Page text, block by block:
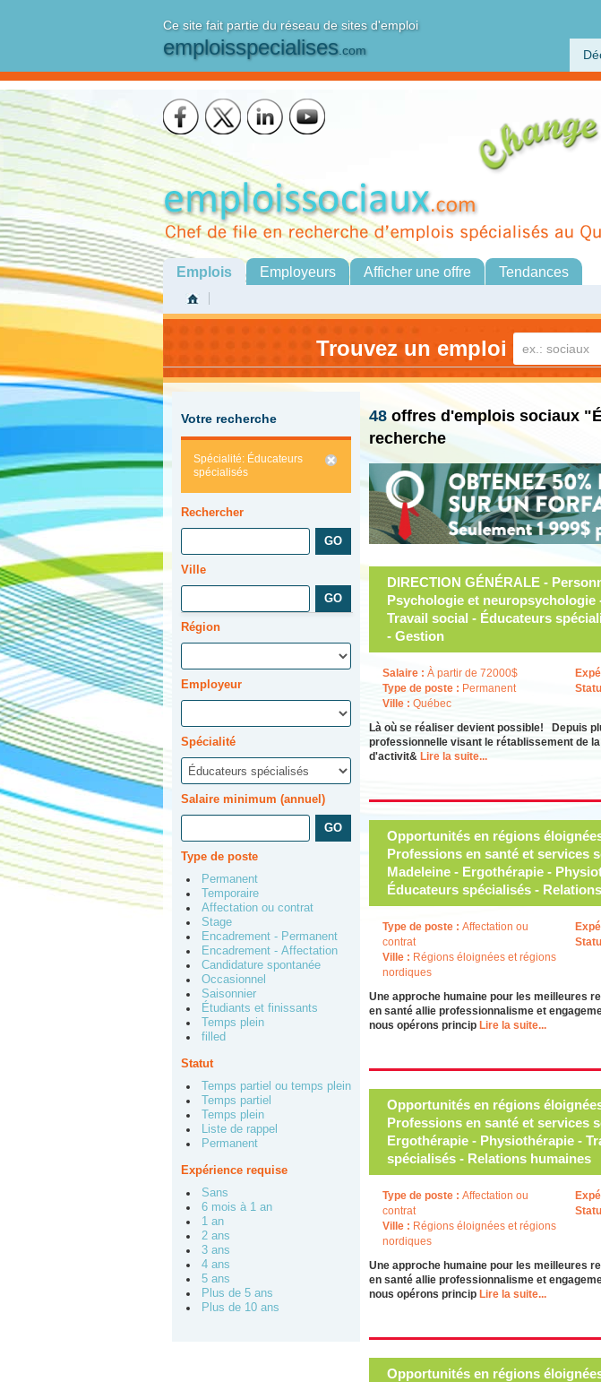
Ce site fait partie du réseau de sites d'emploi
emploisspecialises.com
Emplois Employeurs Afficher une offre Tendances
Trouvez un emploi
Votre recherche
Spécialité: Éducateurs
spécialisés
Rechercher
Ville
Région
Employeur
Spécialité
Salaire minimum (annuel)
Type de poste
Permanent
Temporaire
Affectation ou contrat
Stage
Encadrement - Permanent
Encadrement - Affectation
Candidature spontanée
Occasionnel
Saisonnier
Étudiants et finissants
Temps plein
filled
Statut
Temps partiel ou temps plein
Temps partiel
Temps plein
Liste de rappel
Permanent
Expérience requise
Sans
6 mois à 1 an
1 an
2 ans
3 ans
4 ans
5 ans
Plus de 5 ans
Plus de 10 ans
48 offres d'emplois sociaux
recherche
DIRECTION GÉNÉRALE -
Psychologie et neuropsychologie
Travail social - Éducateurs
- Gestion
Salaire : À partir de 72000$
Type de poste : Permanent
Ville : Québec
Là où se réaliser devient possible! Depuis
professionnelle visant le rétablissement de
d'activit& Lire la suite...
Opportunités en régions
Professions en santé et services
Madeleine - Ergothérapie -
Éducateurs spécialisés -
Type de poste : Affectation ou
contrat
Ville : Régions éloignées et régions
nordiques
Une approche humaine pour les meilleures
en santé allie professionnalisme et
nous opérons princip Lire la suite...
Opportunités en régions
Professions en santé et services
Ergothérapie - Physiothérapie -
spécialisés - Relations humaines
Type de poste : Affectation ou
contrat
Ville : Régions éloignées et régions
nordiques
Une approche humaine pour les meilleures
en santé allie professionnalisme et
nous opérons princip Lire la suite...
Opportunités en régions